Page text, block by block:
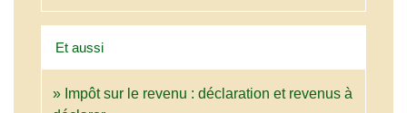
Et aussi
Impôt sur le revenu : déclaration et revenus à